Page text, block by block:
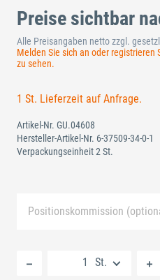
Preise sichtbar
Alle Preisangaben netto zzgl.
Melden Sie sich an oder
zu sehen.
1 St. Lieferzeit auf Anfrage.
Artikel-Nr. GU.04608
Hersteller-Artikel-Nr. 6-37509-34-0-1
Verpackungseinheit 2 St.
Positionskommission
St.